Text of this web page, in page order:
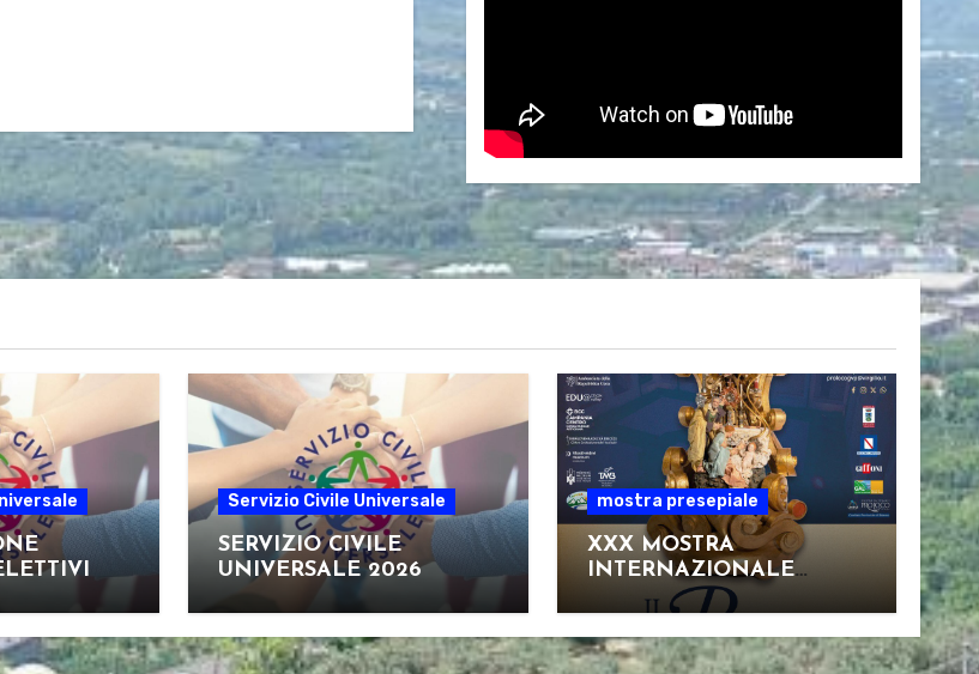
Servizio Civile Universale
SERVIZIO CIVILE
UNIVERSALE 2026
mostra presepiale
XXX MOSTRA
INTERNAZIONALE
D’ARTE PRESEPIALE